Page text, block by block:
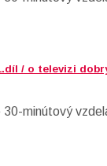
/ o televizi
30-minútový